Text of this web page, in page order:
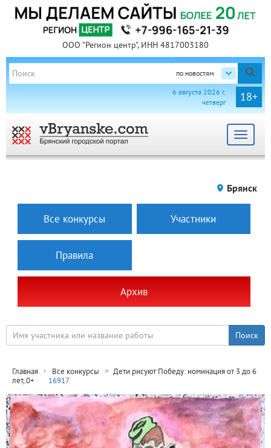
ООО "Регион центр", ИНН 4817003180
по новостям
18+
6 августа 2026 г.
четверг
Toggle
Брянск
Все конкурсы Участники
Правила
Архив
Главная Все конкурсы
Дети рисуют Победу: номинация от 3 до 6
лет, 0+
16917